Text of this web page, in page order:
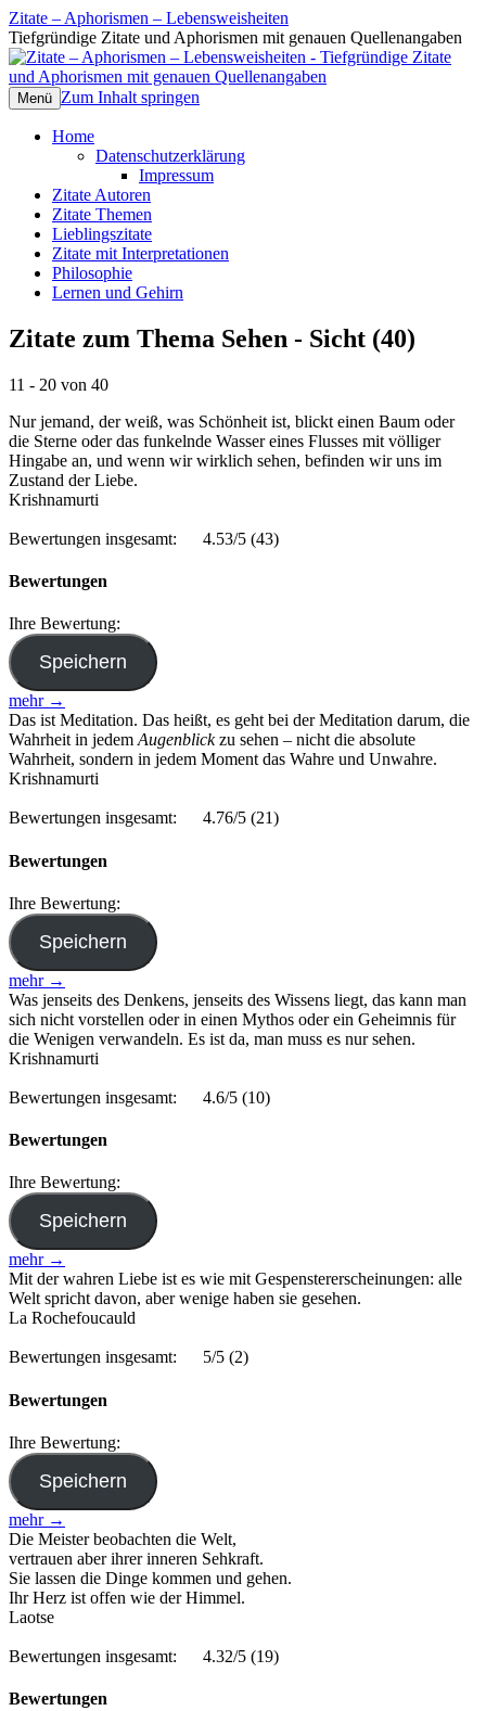
Zitate – Aphorismen – Lebensweisheiten
Tiefgründige Zitate und Aphorismen mit genauen Quellenangaben
Menü Zum Inhalt springen
Home
Datenschutzerklärung
Impressum
Zitate Autoren
Zitate Themen
Lieblingszitate
Zitate mit Interpretationen
Philosophie
Lernen und Gehirn
Zitate zum Thema Sehen - Sicht (40)
11 - 20 von 40
Nur jemand, der weiß, was Schönheit ist, blickt einen Baum oder
die Sterne oder das funkelnde Wasser eines Flusses mit völliger
Hingabe an, und wenn wir wirklich sehen, befinden wir uns im
Zustand der Liebe.
Krishnamurti
Bewertungen insgesamt: 4.53/5 (43)
Bewertungen
Ihre Bewertung:
mehr →
Das ist Meditation. Das heißt, es geht bei der Meditation darum, die
Wahrheit in jedem Augenblickzu sehen – nicht die absolute
Wahrheit, sondern in jedem Moment das Wahre und Unwahre.
Krishnamurti
Bewertungen insgesamt: 4.76/5 (21)
Bewertungen
Ihre Bewertung:
mehr →
Was jenseits des Denkens, jenseits des Wissens liegt, das kann man
sich nicht vorstellen oder in einen Mythos oder ein Geheimnis für
die Wenigen verwandeln. Es ist da, man muss es nur sehen.
Krishnamurti
Bewertungen insgesamt: 4.6/5 (10)
Bewertungen
Ihre Bewertung:
mehr →
Mit der wahren Liebe ist es wie mit Gespenstererscheinungen: alle
Welt spricht davon, aber wenige haben sie gesehen.
La Rochefoucauld
Bewertungen insgesamt: 5/5 (2)
Bewertungen
Ihre Bewertung:
mehr →
Die Meister beobachten die Welt,
vertrauen aber ihrer inneren Sehkraft.
Sie lassen die Dinge kommen und gehen.
Ihr Herz ist offen wie der Himmel.
Laotse
Bewertungen insgesamt: 4.32/5 (19)
Bewertungen